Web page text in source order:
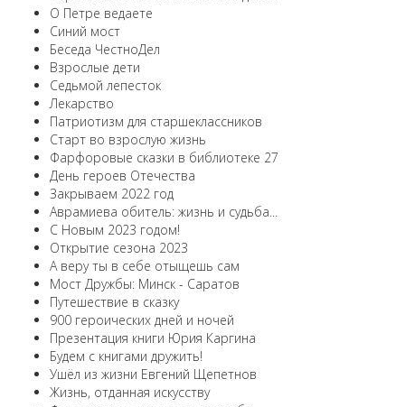
О Петре ведаете
Синий мост
Беседа ЧестноДел
Взрослые дети
Седьмой лепесток
Лекарство
Патриотизм для старшеклассников
Старт во взрослую жизнь
Фарфоровые сказки в библиотеке 27
День героев Отечества
Закрываем 2022 год
Аврамиева обитель: жизнь и судьба...
С Новым 2023 годом!
Открытие сезона 2023
А веру ты в себе отыщешь сам
Мост Дружбы: Минск - Саратов
Путешествие в сказку
900 героических дней и ночей
Презентация книги Юрия Каргина
Будем с книгами дружить!
Ушёл из жизни Евгений Щепетнов
Жизнь, отданная искусству